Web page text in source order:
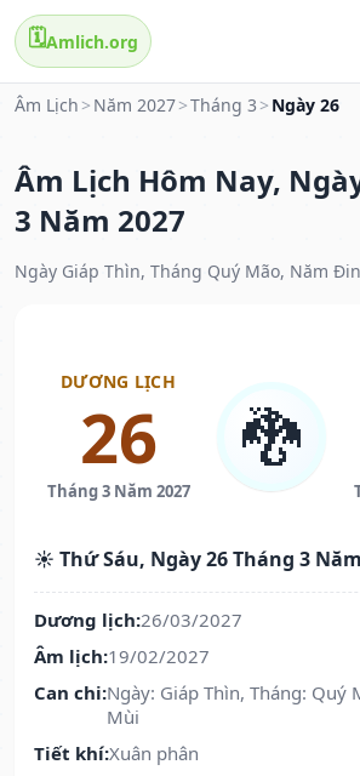
🗓️Amlich.org
Âm Lịch > Năm 2027>Tháng 3 > Ngày 26
Âm Lịch Hôm Nay,
3 Năm 2027
Ngày Giáp Thìn, Tháng Quý Mão, Năm
DƯƠNG LỊCH
26
Tháng 3 Năm 2027
🐉
☀️ Thứ Sáu, Ngày 26 Tháng 3
Dương lịch:26/03/2027
Âm lịch:19/02/2027
Can chi:Ngày: Giáp Thìn, Tháng: Quý
Mùi
Tiết khí:Xuân phân